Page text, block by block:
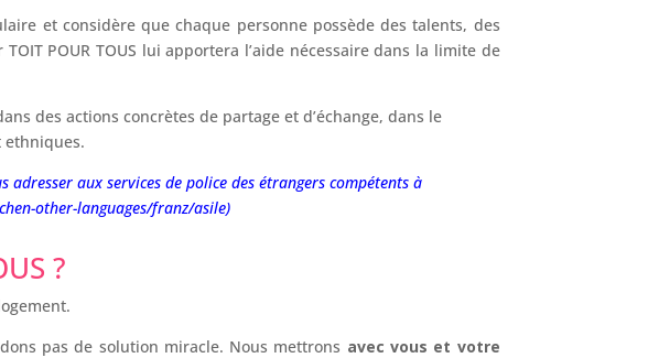
et considère que chaque personne possède des talents, des
POUR TOUS lui apportera l’aide nécessaire dans la limite de
des actions concrètes de partage et d’échange, dans le
ethniques.
aux services de police des étrangers compétents à
other-languages/franz/asile)
?
pas de solution miracle. Nous mettrons avec vous et votre